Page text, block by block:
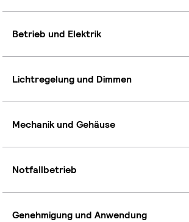
Betrieb und Elektrik
Lichtregelung und Dimmen
Mechanik und Gehäuse
Notfallbetrieb
Genehmigung und Anwendung